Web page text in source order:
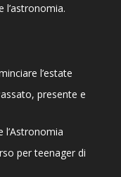
l’astronomia.
l’estate
presente e
per teenager di